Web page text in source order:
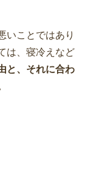
いことではあり
は、寝冷えなど
と、それに合わ